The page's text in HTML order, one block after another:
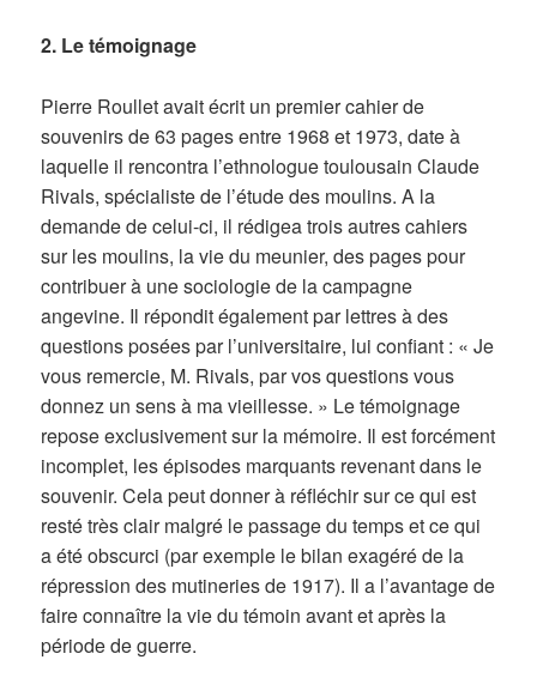
2. Le témoignage
Pierre Roullet avait écrit un premier cahier de
souvenirs de 63 pages entre 1968 et 1973, date à
laquelle il rencontra l’ethnologue toulousain Claude
Rivals, spécialiste de l’étude des moulins. A la
demande de celui-ci, il rédigea trois autres cahiers
sur les moulins, la vie du meunier, des pages pour
contribuer à une sociologie de la campagne
angevine. Il répondit également par lettres à des
questions posées par l’universitaire, lui confiant : « Je
vous remercie, M. Rivals, par vos questions vous
donnez un sens à ma vieillesse. » Le témoignage
repose exclusivement sur la mémoire. Il est forcément
incomplet, les épisodes marquants revenant dans le
souvenir. Cela peut donner à réfléchir sur ce qui est
resté très clair malgré le passage du temps et ce qui
a été obscurci (par exemple le bilan exagéré de la
répression des mutineries de 1917). Il a l’avantage de
faire connaître la vie du témoin avant et après la
période de guerre.